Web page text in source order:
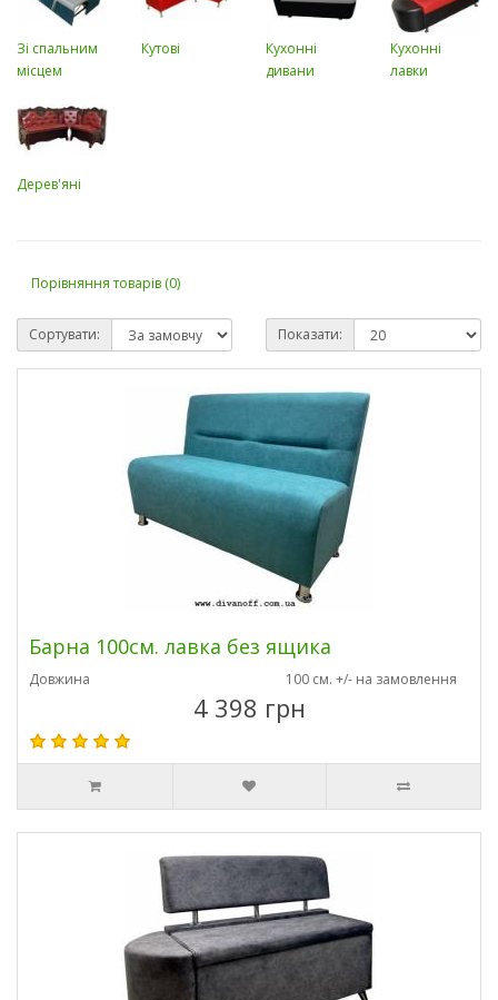
Зі спальним
місцем
Кутові
Кухонні
дивани
Кухонні
лавки
Дерев'яні
Порівняння товарів (0)
Сортувати: Показати:
Барна 100см. лавка без ящика
Довжина 100 см. +/- на замовлення
4 398 грн